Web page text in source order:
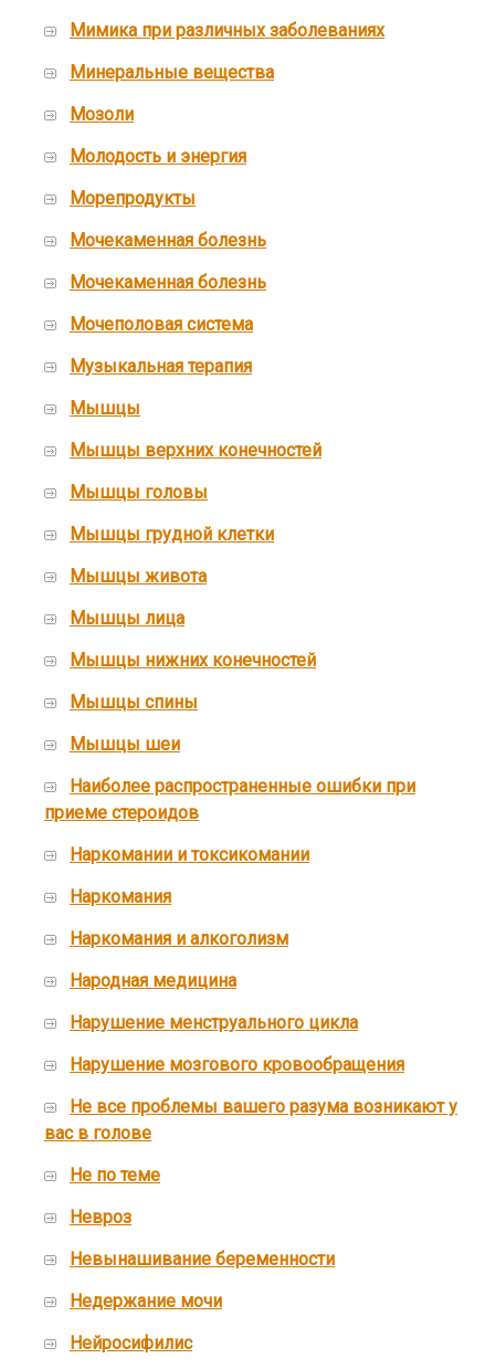
Мимика при различных заболеваниях
Минеральные вещества
Мозоли
Молодость и энергия
Морепродукты
Мочекаменная болезнь
Мочекаменная болезнь
Мочеполовая система
Музыкальная терапия
Мышцы
Мышцы верхних конечностей
Мышцы головы
Мышцы грудной клетки
Мышцы живота
Мышцы лица
Мышцы нижних конечностей
Мышцы спины
Мышцы шеи
Наиболее распространенные ошибки при
приеме стероидов
Наркомании и токсикомании
Наркомания
Наркомания и алкоголизм
Народная медицина
Нарушение менструального цикла
Нарушение мозгового кровообращения
Не все проблемы вашего разума возникают у
вас в голове
Не по теме
Невроз
Невынашивание беременности
Недержание мочи
Нейросифилис